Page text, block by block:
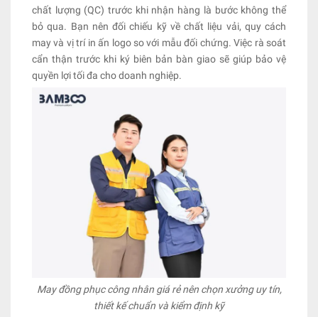
chất lượng (QC) trước khi nhận hàng là bước không thể
bỏ qua. Bạn nên đối chiếu kỹ về chất liệu vải, quy cách
may và vị trí in ấn logo so với mẫu đối chứng. Việc rà soát
cẩn thận trước khi ký biên bản bàn giao sẽ giúp bảo vệ
quyền lợi tối đa cho doanh nghiệp.
May đồng phục công nhân giá rẻ nên chọn xưởng uy tín,
thiết kế chuẩn và kiểm định kỹ